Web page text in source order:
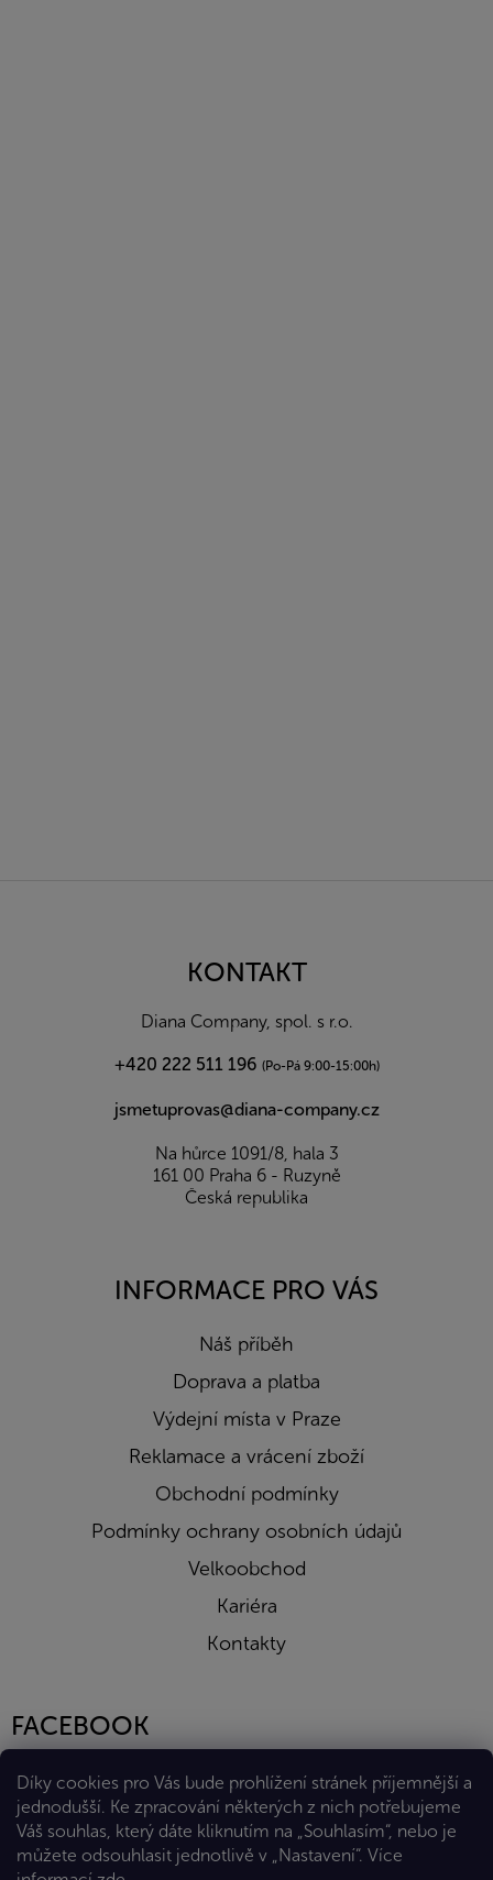
Díky cookies pro Vás bude prohlížení stránek příjemnější a
jednodušší. Ke zpracování některých z nich potřebujeme
Váš souhlas, který dáte kliknutím na „Souhlasím“, nebo je
můžete odsouhlasit jednotlivě v „Nastavení“. Více
KONTAKT
Diana Company, spol. s r.o.
+420 222 511 196 (Po-Pá 9:00-15:00h)
jsmetuprovas@diana-company.cz
Na hůrce 1091/8, hala 3
161 00 Praha 6 - Ruzyně
Česká republika
INFORMACE PRO VÁS
Náš příběh
Doprava a platba
Výdejní místa v Praze
Reklamace a vrácení zboží
Obchodní podmínky
Podmínky ochrany osobních údajů
Velkoobchod
Kariéra
Kontakty
FACEBOOK